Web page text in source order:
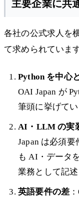
主要企業に共
各社の公式求人を
て求められています
Python を中心
OAI Japan が
筆頭に挙げてい
AI・LLM の実
Japan は必須
も AI・データ
業務として記
英語要件の差